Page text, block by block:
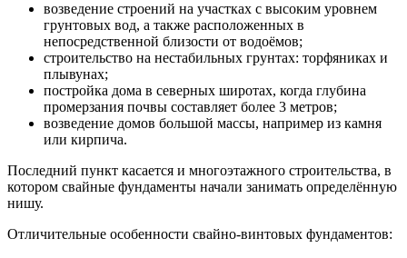
возведение строений на участках с высоким уровнем
грунтовых вод, а также расположенных в
непосредственной близости от водоёмов;
строительство на нестабильных грунтах: торфяниках и
плывунах;
постройка дома в северных широтах, когда глубина
промерзания почвы составляет более 3 метров;
возведение домов большой массы, например из камня
или кирпича.
Последний пункт касается и многоэтажного строительства, в
котором свайные фундаменты начали занимать определённую
нишу.
Отличительные особенности свайно-винтовых фундаментов: